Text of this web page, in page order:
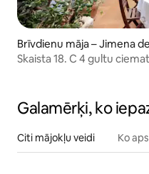
Brīvdienu māja – Jimena
Skaista 18. C 4 gultu
Galamērķi, ko
Citi mājokļu veidi Ko